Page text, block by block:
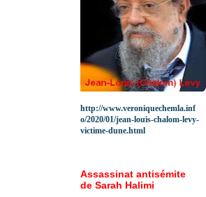
http://www.veroniquechemla.inf
o/2020/01/jean-louis-chalom-levy-
victime-dune.html
Assassinat antisémite
de Sarah Halimi